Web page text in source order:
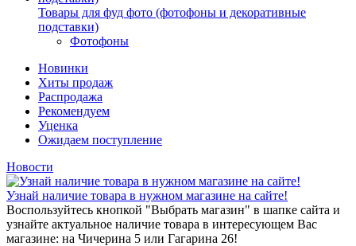
Товары для фуд фото (фотофоны и декоративные
подставки)
Фотофоны
Новинки
Хиты продаж
Распродажа
Рекомендуем
Уценка
Ожидаем поступление
Новости
Узнай наличие товара в нужном магазине на сайте!
Воспользуйтесь кнопкой "Выбрать магазин" в шапке сайта и
узнайте актуальное наличие товара в интересующем Вас
магазине: на Чичерина 5 или Гагарина 26!